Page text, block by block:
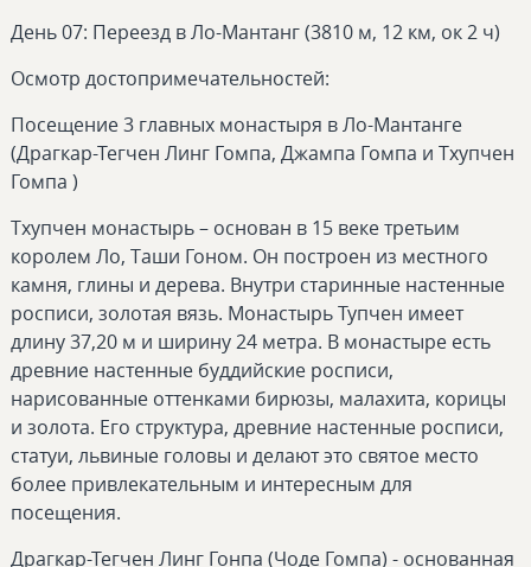
День 07: Переезд в Ло-Мантанг (3810 м, 12 км, ок 2 ч)
Осмотр достопримечательностей:
Посещение 3 главных монастыря в Ло-Мантанге
(Драгкар-Тегчен Линг Гомпа, Джампа Гомпа и Тхупчен
Гомпа )
Тхупчен монастырь – основан в 15 веке третьим
королем Ло, Таши Гоном. Он построен из местного
камня, глины и дерева. Внутри старинные настенные
росписи, золотая вязь. Монастырь Тупчен имеет
длину 37,20 м и ширину 24 метра. В монастыре есть
древние настенные буддийские росписи,
нарисованные оттенками бирюзы, малахита, корицы
и золота. Его структура, древние настенные росписи,
статуи, львиные головы и делают это святое место
более привлекательным и интересным для
посещения.
Драгкар-Тегчен Линг Гонпа (Чоде Гомпа) - основанная